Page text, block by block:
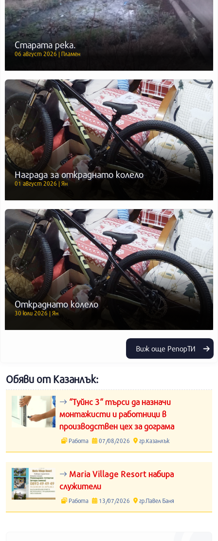
Старата река.
06 август 2026 | Пламен
Награда за откраднато колело
01 август 2026 | Ян
Откраднато колело
30 юли 2026 | Ян
Виж още РепорТИ
Обяви от Казанлък:
“Туйнс 3“ търси да назначи
монтажисти и работници в
производствен цех за дограма
Работа 07/08/2026 гр.Казанлък
Maria Village Resort набира
служители
Работа 13/07/2026 гр.Павел Баня